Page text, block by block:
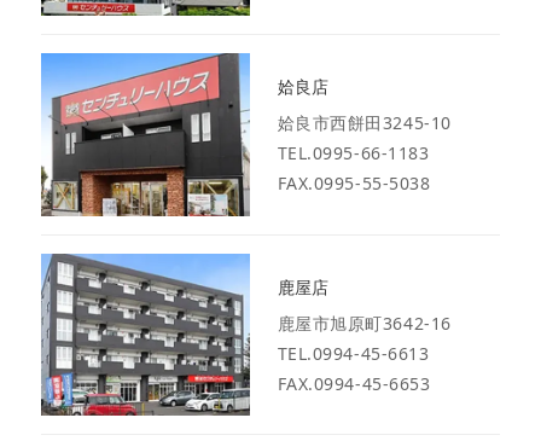
姶良店
姶良市西餅田3245-10
TEL.0995-66-1183
FAX.0995-55-5038
鹿屋店
鹿屋市旭原町3642-16
TEL.0994-45-6613
FAX.0994-45-6653